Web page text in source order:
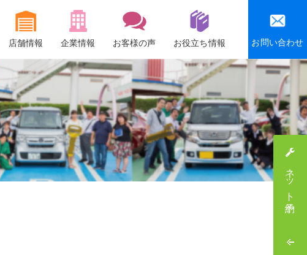
店舗情報 企業情報
会社概要
沿革
社会貢献活動
感謝祭・社員旅行
お客様の声 お役立ち情報 お問い合わせ
ネット予約